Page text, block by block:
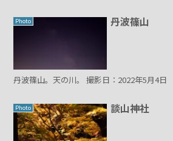
Photo 丹波篠山
丹波篠山。天の川。 撮影日：2022年5月4日
Photo 談山神社